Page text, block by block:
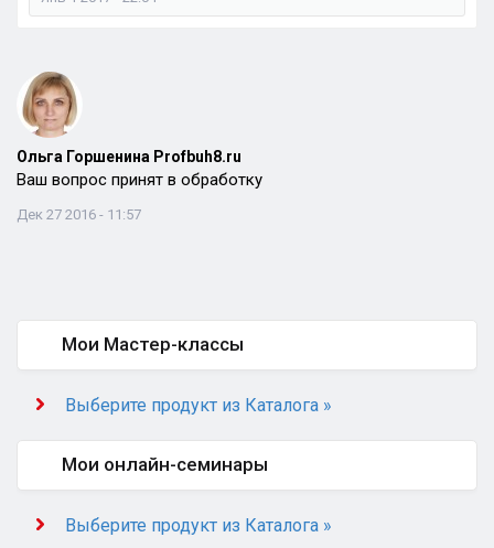
Ольга Горшенина Profbuh8.ru
Ваш вопрос принят в обработку
Дек 27 2016 - 11:57
Мои Мастер-классы
Выберите продукт из Каталога »
Мои онлайн-семинары
Выберите продукт из Каталога »